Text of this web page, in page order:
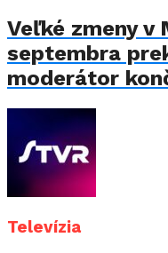
Veľké zmeny v
septembra
moderátor
Televízia